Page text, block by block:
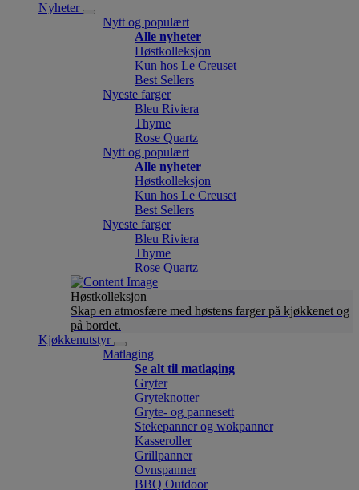
Nyheter
Nytt og populært
Alle nyheter
Høstkolleksjon
Kun hos Le Creuset
Best Sellers
Nyeste farger
Bleu Riviera
Thyme
Rose Quartz
Nytt og populært
Alle nyheter
Høstkolleksjon
Kun hos Le Creuset
Best Sellers
Nyeste farger
Bleu Riviera
Thyme
Rose Quartz
Høstkolleksjon
Skap en atmosfære med høstens farger på kjøkkenet og
på bordet.
Kjøkkenutstyr
Matlaging
Se alt til matlaging
Gryter
Gryteknotter
Gryte- og pannesett
Stekepanner og wokpanner
Kasseroller
Grillpanner
Ovnspanner
BBQ Outdoor